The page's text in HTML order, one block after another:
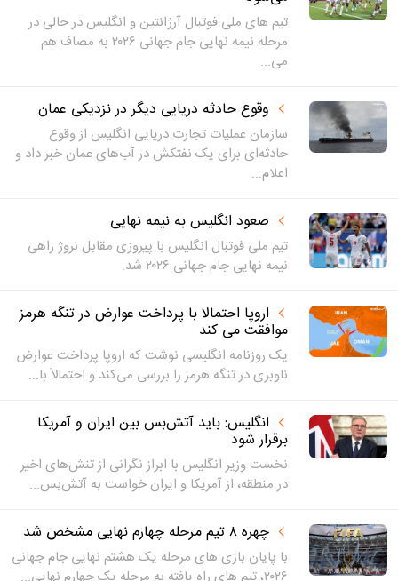
تیم های ملی فوتبال آرژانتین و انگلیس در حالی در
مرحله نیمه نهایی جام جهانی ۲۰۲۶ به مصاف هم
می...
وقوع حادثه دریایی دیگر در نزدیکی عمان
سازمان عملیات تجارت دریایی انگلیس از وقوع
حادثه‌ای برای یک نفتکش در آب‌های عمان خبر داد و
اعلام...
صعود انگلیس به نیمه نهایی
تیم ملی فوتبال انگلیس با پیروزی مقابل نروژ راهی
نیمه نهایی جام جهانی ۲۰۲۶ شد.
اروپا احتمالا با پرداخت عوارض در تنگه هرمز
موافقت می کند
یک روزنامه انگلیسی نوشت که اروپا پرداخت عوارض
ناوبری در تنگه هرمز را بررسی می‌کند و احتمالاً با...
انگلیس: باید آتش‌بس بین ایران و آمریکا
برقرار شود
نخست وزیر انگلیس با ابراز نگرانی از تنش‌های اخیر
در منطقه، از آمریکا و ایران خواست به آتش‌بس...
چهره ۸ تیم مرحله چهارم نهایی مشخص شد
با پایان بازی های مرحله یک هشتم نهایی جام جهانی
۲۰۲۶، تیم های راه یافته به مرحله یک چهارم نهایی...